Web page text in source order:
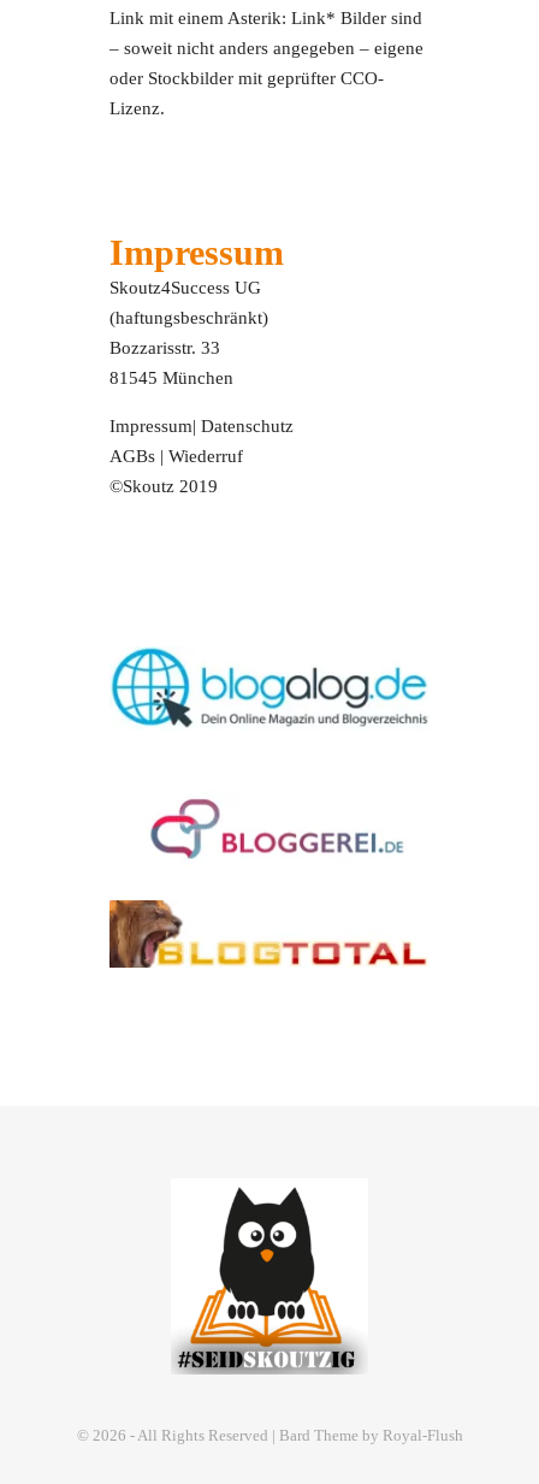
Link mit einem Asterik: Link* Bilder sind
– soweit nicht anders angegeben – eigene
oder Stockbilder mit geprüfter CCO-
Lizenz.
Impressum
Skoutz4Success UG
(haftungsbeschränkt)
Bozzarisstr. 33
81545 München
Impressum|Datenschutz
AGBs |Wiederruf
©Skoutz 2019
© 2026 - All Rights Reserved | Bard Theme by Royal-Flush